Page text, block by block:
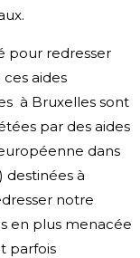
pour redresser
aides
à Bruxelles sont
par des aides
dans
destinées à
notre
en plus menacée
parfois